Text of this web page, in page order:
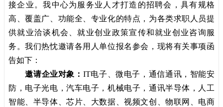
接企业。我中心为服务业人才打造的招聘会，具有规格
高、覆盖广、功能全、专业化的特点，为各类求职人员提
供就业洽谈机会、就业创业政策宣传和就业创业咨询服
务。我们热忱邀请各用人单位报名参会，现将有关事项函
告如下：
邀请企业对象： IT电子、微电子，通信通讯，智能安
防，电子光电，汽车电子，机械电子，通讯半导体，人工
智能、半导体、芯片、大数据、视频文创、物联网、电商